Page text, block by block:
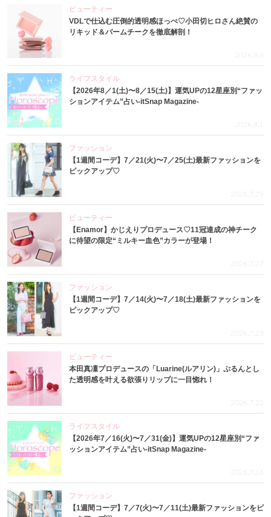
ビューティー
VDLで仕込む圧倒的透明感ほっぺ♡小田切ヒロさん絶賛の
リキッド＆バームチークを徹底解剖！
2026.8.4
ライフスタイル
【2026年8／1(土)〜8／15(土)】運気UPの12星座別“ファッ
ションアイテム”占い-itSnap Magazine-
2026.8.1
ファッション
【1週間コーデ】7／21(火)〜7／25(土)最新ファッションを
ピックアップ♡
2026.7.29
ビューティー
【Enamor】かじえりプロデュース♡11冠達成の神チーク
に待望の限定“ミルキー血色”カラーが登場！
2026.7.27
ファッション
【1週間コーデ】7／14(火)〜7／18(土)最新ファッションを
ピックアップ♡
2026.7.23
ビューティー
本田真凜プロデュースの「Luarine(ルアリン)」ぷるんとし
た透明感を叶える欲張りリップに一目惚れ！
2026.7.22
ライフスタイル
【2026年7／16(火)〜7／31(金)】運気UPの12星座別“ファ
ッションアイテム”占い-itSnap Magazine-
2026.7.16
ファッション
【1週間コーデ】7／7(火)〜7／11(土)最新ファッションをピ